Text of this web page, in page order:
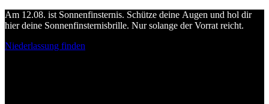
Am 12.08. ist Sonnenfinsternis. Schütze deine Augen und hol dir
hier deine Sonnenfinsternisbrille. Nur solange der Vorrat reicht.
Niederlassung finden